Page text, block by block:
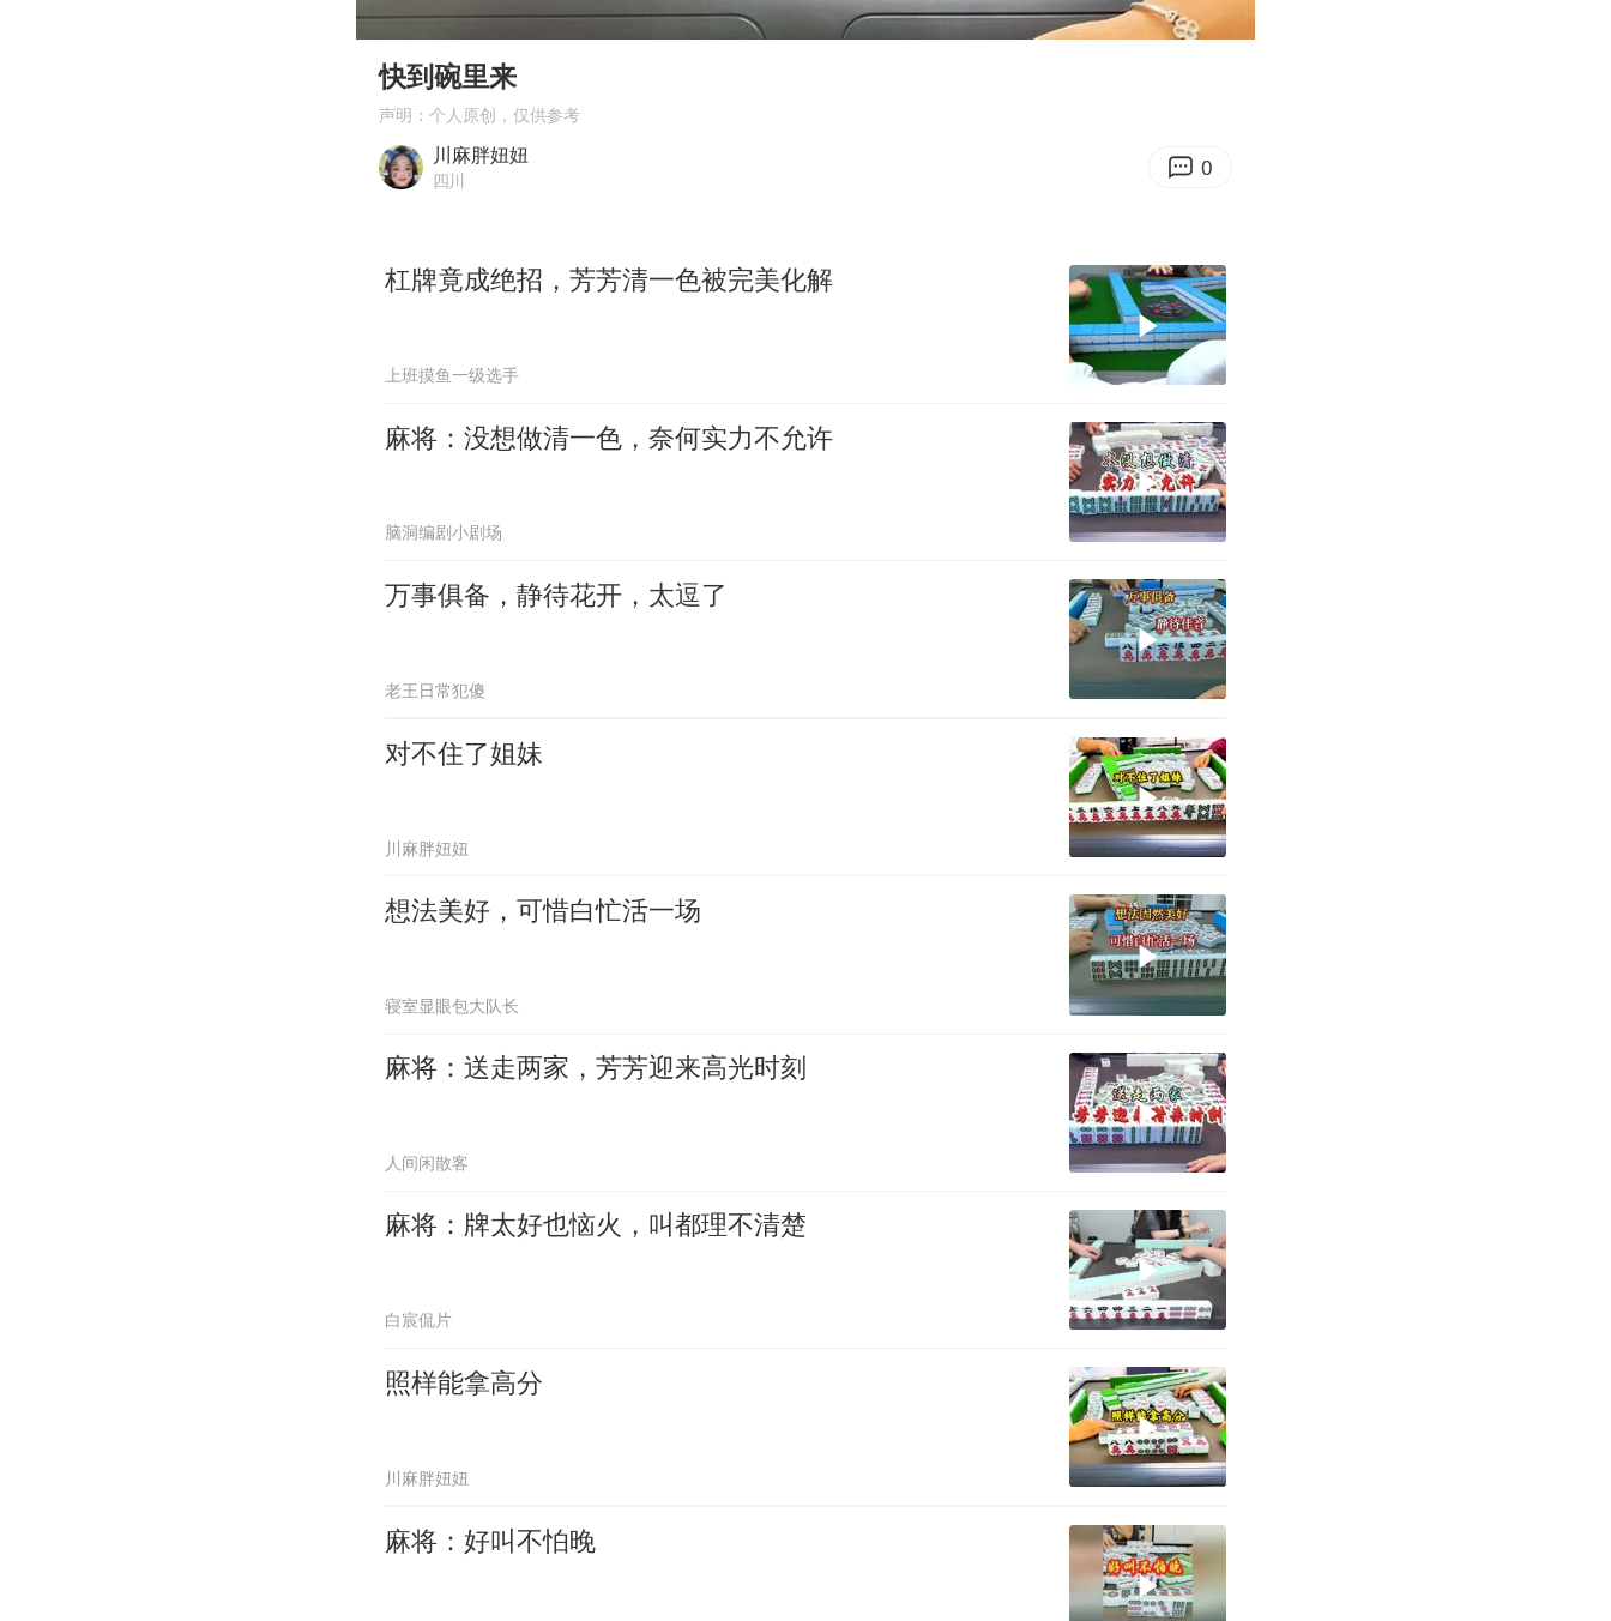
首次证实！“胶球”存在
奋进开新局 实干挑大梁
03:30
快到碗里来
声明：个人原创，仅供参考
川麻胖妞妞
四川 0
杠牌竟成绝招，芳芳清一色被完美化解
上班摸鱼一级选手
麻将：没想做清一色，奈何实力不允许
脑洞编剧小剧场
万事俱备，静待花开，太逗了
老王日常犯傻
对不住了姐妹
川麻胖妞妞
想法美好，可惜白忙活一场
寝室显眼包大队长
麻将：送走两家，芳芳迎来高光时刻
人间闲散客
麻将：牌太好也恼火，叫都理不清楚
白宸侃片
照样能拿高分
川麻胖妞妞
麻将：好叫不怕晚